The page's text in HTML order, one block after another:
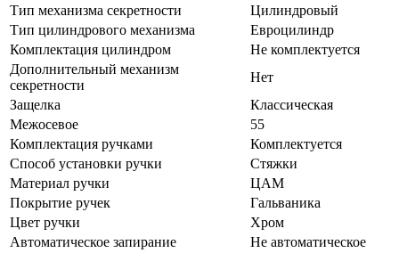
Тип механизма секретности
Цилиндровый
Тип цилиндрового механизма
Евроцилиндр
Комплектация цилиндром
Не комплектуется
Дополнительный механизм
секретности
Нет
Защелка
Классическая
Межосевое
55
Комплектация ручками
Комплектуется
Способ установки ручки
Стяжки
Материал ручки
ЦАМ
Покрытие ручек
Гальваника
Цвет ручки
Хром
Автоматическое запирание
Не автоматическое